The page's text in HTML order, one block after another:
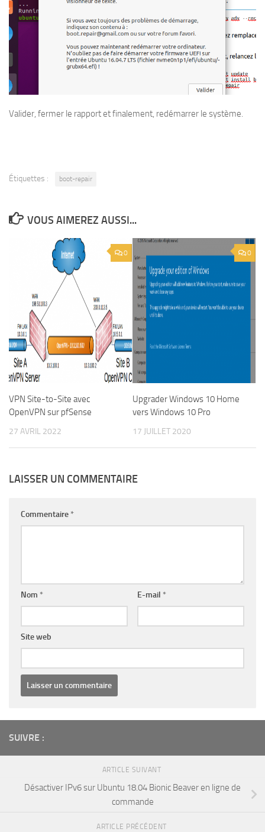
Valider, fermer le rapport et finalement, redémarrer le système.
Étiquettes : boot-repair
VOUS AIMEREZ AUSSI...
0
VPN Site-to-Site avec
OpenVPN sur pfSense
27 AVRIL 2022
0
Upgrader Windows 10 Home
vers Windows 10 Pro
17 JUILLET 2020
LAISSER UN COMMENTAIRE
Commentaire *
Nom * E-mail *
Site web
SUIVRE :
ARTICLE SUIVANT
Désactiver IPv6 sur Ubuntu 18.04 Bionic Beaver en ligne de
commande
ARTICLE PRÉCÉDENT